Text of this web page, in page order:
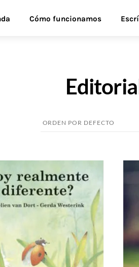
Cómo funcionamos